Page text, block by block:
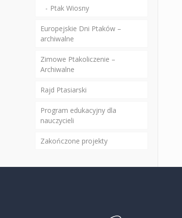
Ptak Wiosny
Europejskie Dni Ptaków –
archiwalne
Zimowe Ptakoliczenie –
Archiwalne
Rajd Ptasiarski
Program edukacyjny dla
nauczycieli
Zakończone projekty